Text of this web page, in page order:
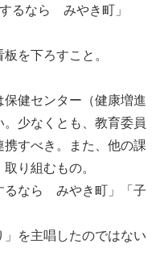
るなら みやき町」
を下ろすこと。
健センター（健康増進
少なくとも、教育委員
すべき。また、他の課
り組むもの。
なら みやき町」「子
主唱したのではない